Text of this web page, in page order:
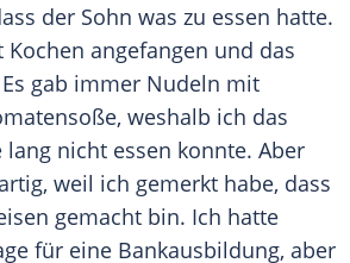
der Sohn was zu essen hatte.
angefangen und das
gab immer Nudeln mit
weshalb ich das
lang nicht essen konnte. Aber
weil ich gemerkt habe, dass
gemacht bin. Ich hatte
für eine Bankausbildung, aber